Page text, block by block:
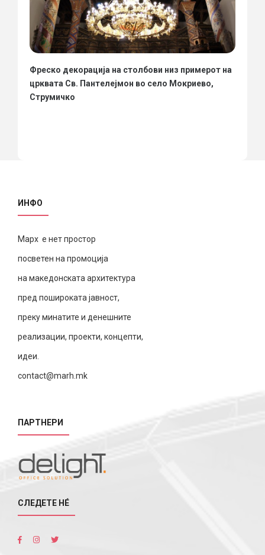
Фреско декорација на столбови низ примерот на
црквата Св. Пантелејмон во село Мокриево,
Струмичко
ИНФО
Марх е нет простор
посветен на промоција
на македонската архитектура
пред пошироката јавност,
преку минатите и денешните
реализации, проекти, концепти,
идеи.
contact@marh.mk
ПАРТНЕРИ
СЛЕДЕТЕ НÉ